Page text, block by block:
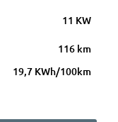
11 KW
116 km
19,7 KWh/100km